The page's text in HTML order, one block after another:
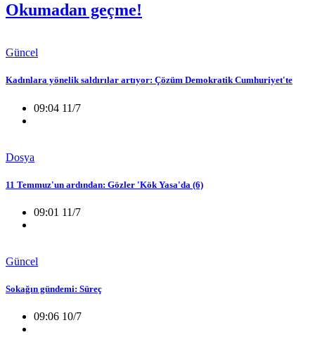
Okumadan geçme!
Güncel
Kadınlara yönelik saldırılar artıyor: Çözüm Demokratik Cumhuriyet'te
09:04 11/7
Dosya
11 Temmuz'un ardından: Gözler 'Kök Yasa'da (6)
09:01 11/7
Güncel
Sokağın gündemi: Süreç
09:06 10/7